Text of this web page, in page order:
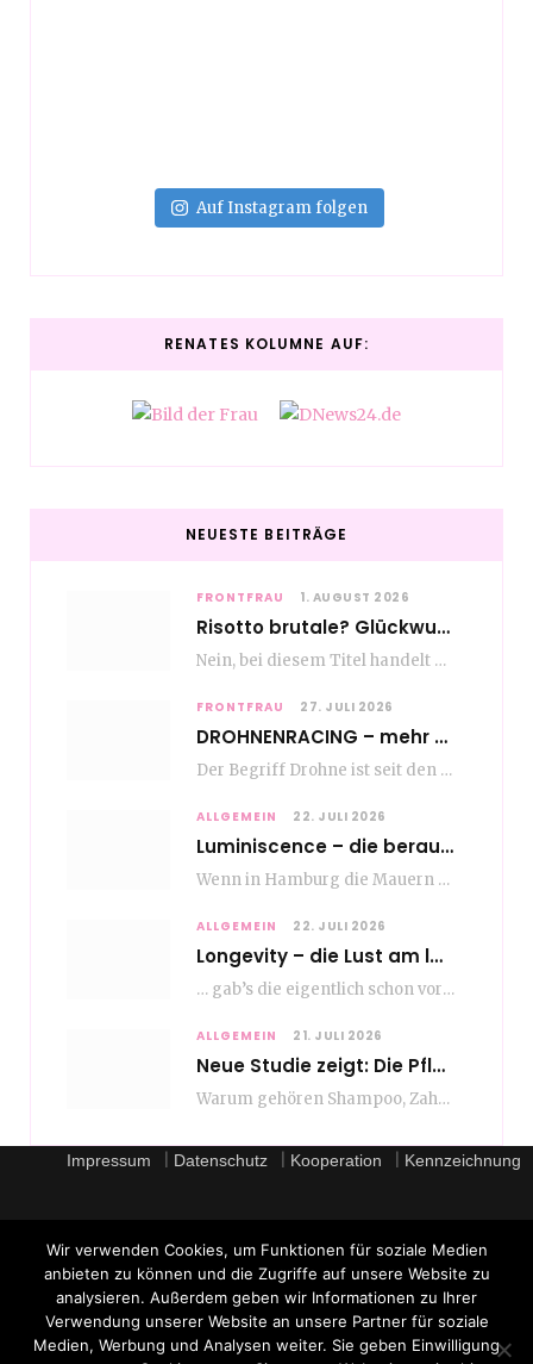
Auf Instagram folgen
RENATES KOLUMNE AUF:
NEUESTE BEITRÄGE
FRONTFRAU 1. AUGUST 2026
Risotto brutale? Glückwunsch Axel Milberg zum 70. Geburtstag
Nein, bei diesem Titel handelt es sich nicht um eine Kochshow, oder vielleicht doch etwas.…
FRONTFRAU 27. JULI 2026
DROHNENRACING – mehr als ein hipper Nischensport
Der Begriff Drohne ist seit den andauernden weltweiten Kriegshandlungen seit Jahren in aller Munde. Und…
ALLGEMEIN 22. JULI 2026
Luminiscence – die berauschende Macht von klingenden Bildern
Wenn in Hamburg die Mauern zu sprechen beginnen, dann ist es die unverwechselbare, tiefsonore Stimme…
ALLGEMEIN 22. JULI 2026
Longevity – die Lust am langen Leben
… gab’s die eigentlich schon vor Erfindung des ultimativen Trends? Keine Ahnung – ich glaube,…
ALLGEMEIN 21. JULI 2026
Neue Studie zeigt: Die Pflegeroutine gibt dem Alltag Struktur
Warum gehören Shampoo, Zahnpasta oder Gesichtscreme für die meisten Menschen in Europa ganz selbstverständlich zum…
Impressum Datenschutz Kooperation Kennzeichnung
Wir verwenden Cookies, um Funktionen für soziale Medien
anbieten zu können und die Zugriffe auf unsere Website zu
analysieren. Außerdem geben wir Informationen zu Ihrer
Verwendung unserer Website an unsere Partner für soziale
Medien, Werbung und Analysen weiter. Sie geben Einwilligung